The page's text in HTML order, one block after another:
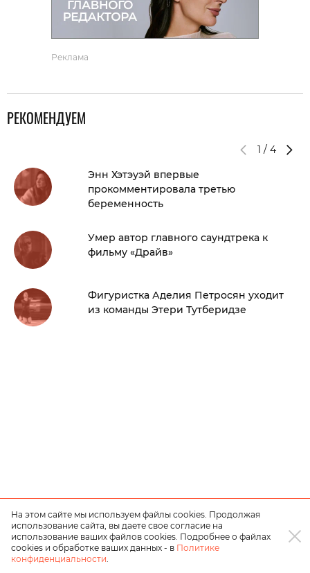
Реклама
РЕКОМЕНДУЕМ
1 / 4
Энн Хэтэуэй впервые
прокомментировала третью
беременность
Умер автор главного саундтрека к
фильму «Драйв»
Фигуристка Аделия Петросян уходит
из команды Этери Тутберидзе
На этом сайте мы используем файлы cookies. Продолжая
использование сайта, вы даете свое согласие на
использование ваших файлов cookies. Подробнее о файлах
cookies и обработке ваших данных - в Политике
конфиденциальности.